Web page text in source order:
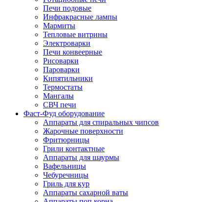
Печи подовые
Инфракрасные лампы
Мармиты
Тепловые витрины
Электроварки
Печи конвеерные
Рисоварки
Пароварки
Кипятильники
Термостаты
Мангалы
СВЧ печи
Фаст-Фуд оборудование
Аппараты для спиральных чипсов
Жарочные поверхности
Фритюрницы
Грили контактные
Аппараты для шаурмы
Вафельницы
Чебуречницы
Гриль для кур
Аппараты сахарной ваты